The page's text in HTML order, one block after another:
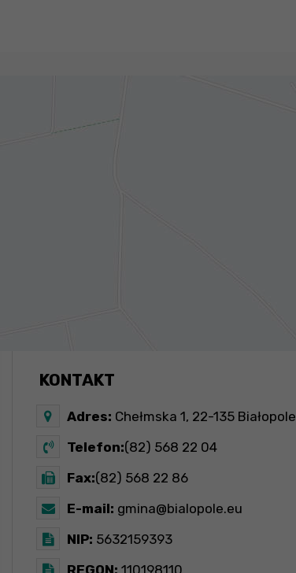
KONTAKT
Adres: Chełmska 1, 22-135 Białopole
Telefon:(82) 568 22 04
Fax:(82) 568 22 86
E-mail: gmina@bialopole.eu
NIP: 5632159393
REGON: 110198110